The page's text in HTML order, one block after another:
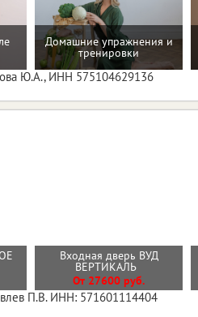
Домашние упражнения и
тренировки
Ю.А., ИНН 575104629136
Входная дверь ВУД
ВЕРТИКАЛЬ
От 27600 руб.
П.В. ИНН: 571601114404